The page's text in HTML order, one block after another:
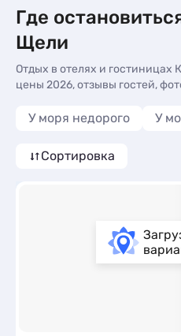
Где
Щели
Отдых в отелях и
цены 2026, отзывы гостей,
Щели - более 10 вариантов,
У моря недорого У
Сортировка